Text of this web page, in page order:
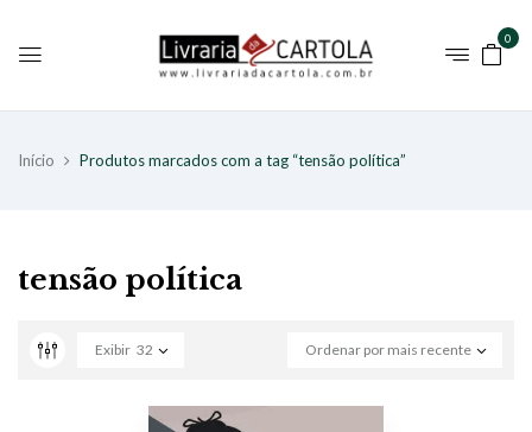
0
Início Produtos marcados com a tag “tensão política”
tensão política
Ordenar por mais recente
Exibir 32